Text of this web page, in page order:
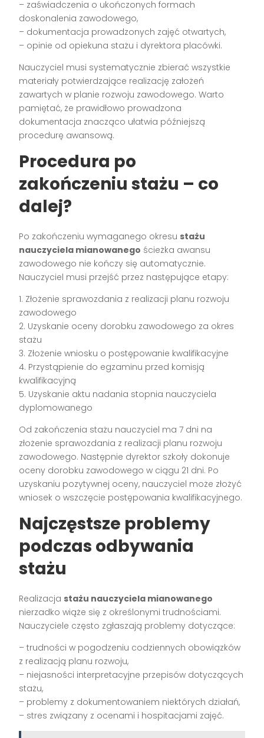
– zaświadczenia o ukończonych formach
doskonalenia zawodowego,
– dokumentacja prowadzonych zajęć otwartych,
– opinie od opiekuna stażu i dyrektora placówki.
Nauczyciel musi systematycznie zbierać wszystkie
materiały potwierdzające realizację założeń
zawartych w planie rozwoju zawodowego. Warto
pamiętać, że prawidłowo prowadzona
dokumentacja znacząco ułatwia późniejszą
procedurę awansową.
Procedura po
zakończeniu stażu – co
dalej?
Po zakończeniu wymaganego okresu stażu
nauczyciela mianowanego ścieżka awansu
zawodowego nie kończy się automatycznie.
Nauczyciel musi przejść przez następujące etapy:
1. Złożenie sprawozdania z realizacji planu rozwoju
zawodowego
2. Uzyskanie oceny dorobku zawodowego za okres
stażu
3. Złożenie wniosku o postępowanie kwalifikacyjne
4. Przystąpienie do egzaminu przed komisją
kwalifikacyjną
5. Uzyskanie aktu nadania stopnia nauczyciela
dyplomowanego
Od zakończenia stażu nauczyciel ma 7 dni na
złożenie sprawozdania z realizacji planu rozwoju
zawodowego. Następnie dyrektor szkoły dokonuje
oceny dorobku zawodowego w ciągu 21 dni. Po
uzyskaniu pozytywnej oceny, nauczyciel może złożyć
wniosek o wszczęcie postępowania kwalifikacyjnego.
Najczęstsze problemy
podczas odbywania
stażu
Realizacja stażu nauczyciela mianowanego
nierzadko wiąże się z określonymi trudnościami.
Nauczyciele często zgłaszają problemy dotyczące:
– trudności w pogodzeniu codziennych obowiązków
z realizacją planu rozwoju,
– niejasności interpretacyjne przepisów dotyczących
stażu,
– problemy z dokumentowaniem niektórych działań,
– stres związany z ocenami i hospitacjami zajęć.